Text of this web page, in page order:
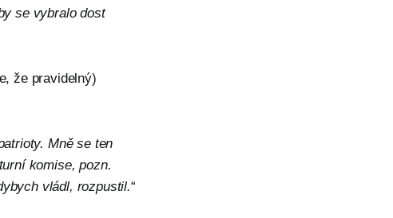
se vybralo dost
že pravidelný)
Mně se ten
komise, pozn.
vládl, rozpustil.“